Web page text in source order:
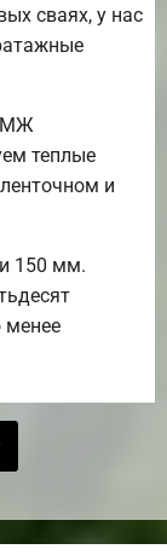
сваях, у нас
теплые
и
150 мм.
менее